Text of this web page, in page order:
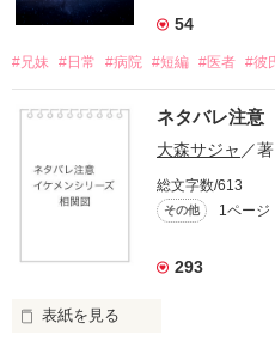
54
#兄妹 #日常 #病院 #短編 #医者 #彼
ネタバレ注
大森サジャ ／著
総文字数/613
その他 1ページ
293
表紙を見る